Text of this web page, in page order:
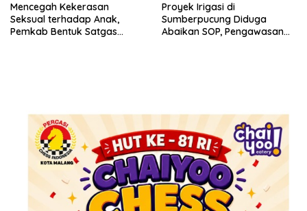
Mencegah Kekerasan
Seksual terhadap Anak,
Pemkab Bentuk Satgas
Proyek Irigasi di
Sumberpucung Diduga
Abaikan SOP, Pengawasan